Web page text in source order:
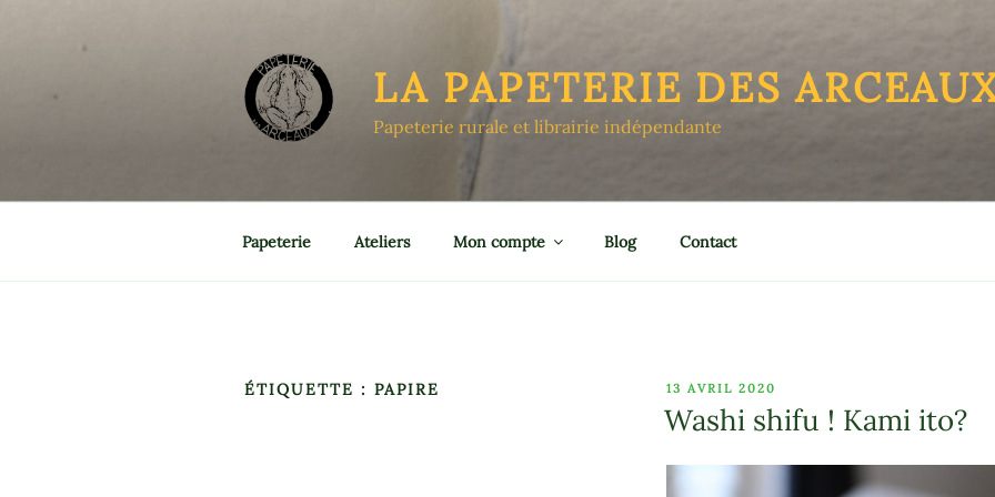
principal
LA PAPETERIE DES
Papeterie rurale et librairie indépendante
Papeterie Ateliers Mon compte Blog Contact
ÉTIQUETTE : PAPIRE
PUBLIÉ
13 AVRIL 2020
Washi shifu ! Kami ito?